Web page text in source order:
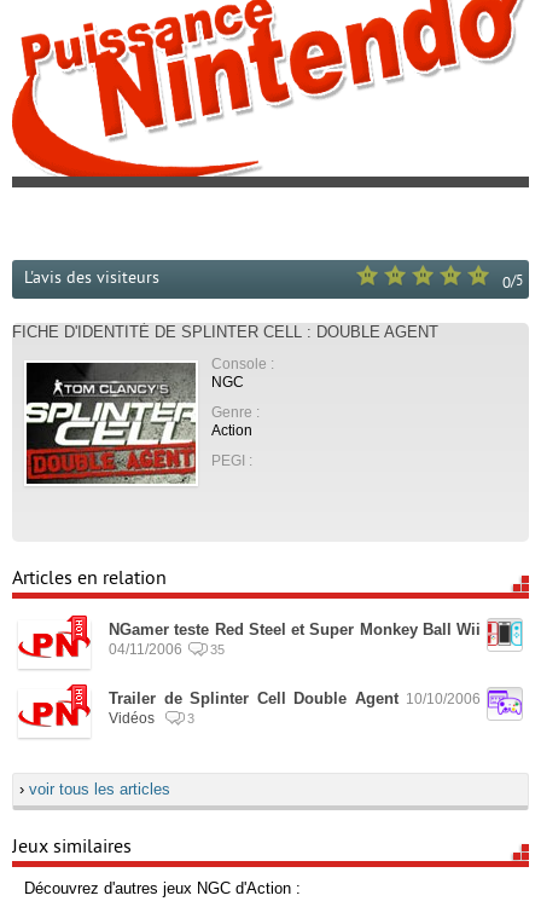
0/5
L'avis des visiteurs
FICHE D'IDENTITÉ DE SPLINTER CELL : DOUBLE AGENT
Console :
NGC
Genre :
Action
PEGI :
Articles en relation
NGamer teste Red Steel et Super Monkey Ball Wii
04/11/2006 35
Trailer de Splinter Cell Double Agent 10/10/2006
Vidéos
3
› voir tous les articles
Jeux similaires
Découvrez d'autres jeux NGC d'Action :